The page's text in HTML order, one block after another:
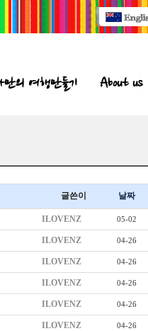
만의 여행만들기 About us
글쓴이 날짜
ILOVENZ 05-02
ILOVENZ 04-26
ILOVENZ 04-26
ILOVENZ 04-26
ILOVENZ 04-26
ILOVENZ 04-26